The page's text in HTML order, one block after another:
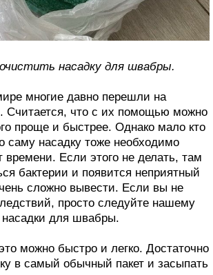
насадку для швабры.
многие давно перешли на
Считается, что с их помощью можно
проще и быстрее. Однако мало кто
саму насадку тоже необходимо
времени. Если этого не делать, там
бактерии и появится неприятный
сложно вывести. Если вы не
просто следуйте нашему
насадки для швабры.
можно быстро и легко. Достаточно
в самый обычный пакет и засыпать